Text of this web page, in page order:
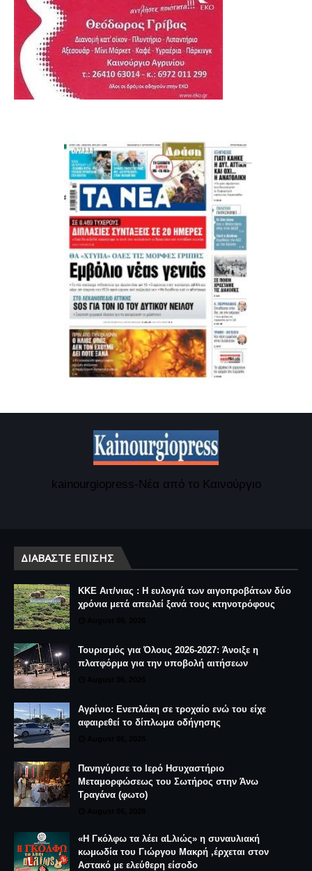
kainourgiopress-Νέα από το Καινούργιο
ΔΙΑΒΆΣΤΕ ΕΠΊΣΗΣ
ΚΚΕ Αιτ/νιας : Η ευλογιά των αιγοπροβάτων δύο
χρόνια μετά απειλεί ξανά τους κτηνοτρόφους
Τουρισμός για Όλους 2026-2027: Άνοιξε η
πλατφόρμα για την υποβολή αιτήσεων
Αγρίνιο: Ενεπλάκη σε τροχαίο ενώ του είχε
αφαιρεθεί το δίπλωμα οδήγησης
Πανηγύρισε το Ιερό Ησυχαστήριο
Μεταμορφώσεως του Σωτήρος στην Άνω
Τραγάνα (φωτο)
«Η Γκόλφω τα λέει αLλιώς» η συναυλιακή
κωμωδία του Γιώργου Μακρή ,έρχεται στον
Αστακό με ελεύθερη είσοδο